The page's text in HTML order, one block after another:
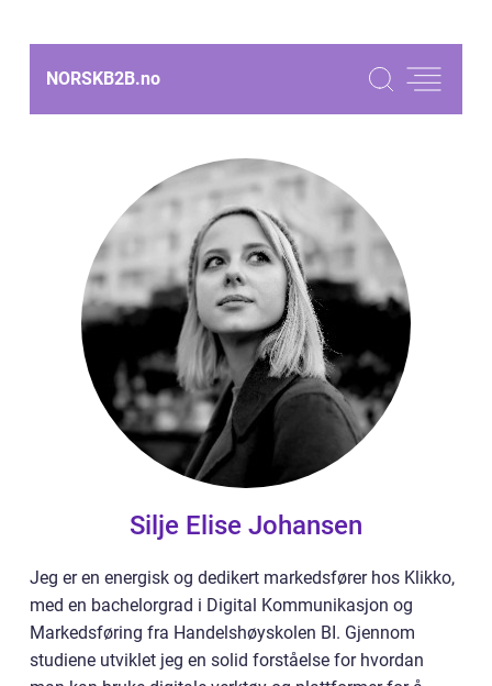
NORSKB2B.no
Silje Elise Johansen
Jeg er en energisk og dedikert markedsfører hos Klikko,
med en bachelorgrad i Digital Kommunikasjon og
Markedsføring fra Handelshøyskolen BI. Gjennom
studiene utviklet jeg en solid forståelse for hvordan